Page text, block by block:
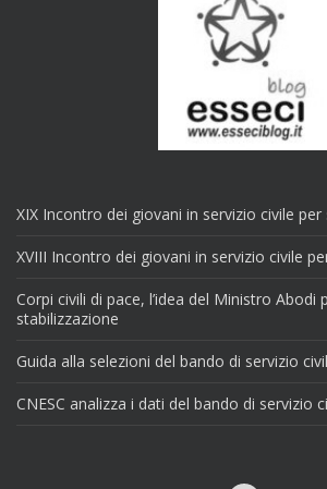
XIX Incontro dei giovani in servizio civile
XVIII Incontro dei giovani in servizio civile
Corpi civili di pace, l’idea del Ministro Abodi
stabilizzazione
Guida alla selezioni del bando di servizio
CNESC analizza i dati del bando di servizio